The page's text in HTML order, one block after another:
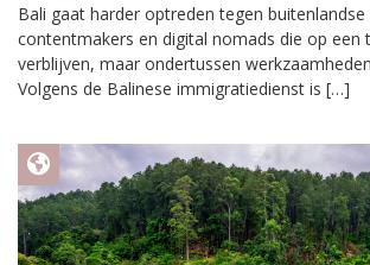
Bali gaat harder optreden tegen buitenlandse
contentmakers en digital nomads die op een
verblijven, maar ondertussen
Volgens de Balinese immigratiedienst is […]